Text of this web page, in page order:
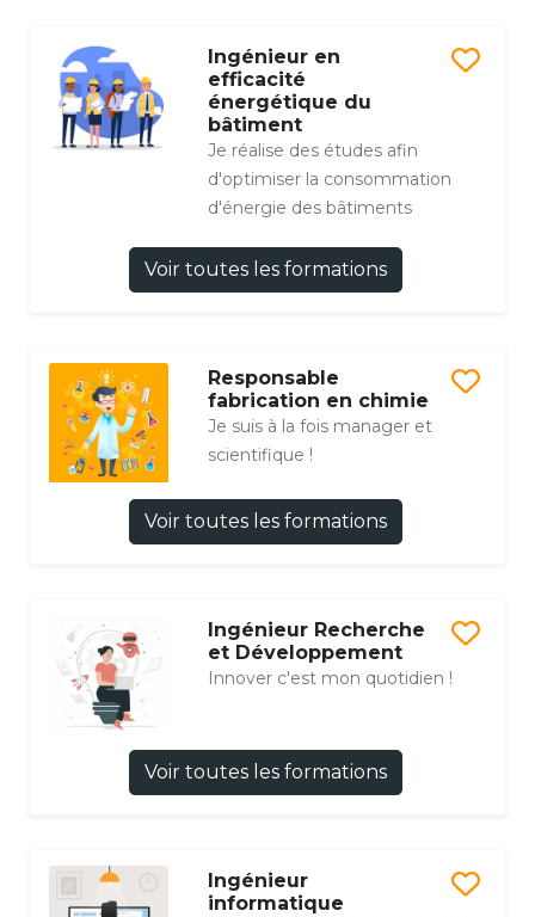
Ingénieur en
efficacité
énergétique du
bâtiment
Je réalise des études afin
d'optimiser la consommation
d'énergie des bâtiments
Voir toutes les formations
Responsable
fabrication en chimie
Je suis à la fois manager et
scientifique !
Voir toutes les formations
Ingénieur Recherche
et Développement
Innover c'est mon quotidien !
Voir toutes les formations
Ingénieur
informatique